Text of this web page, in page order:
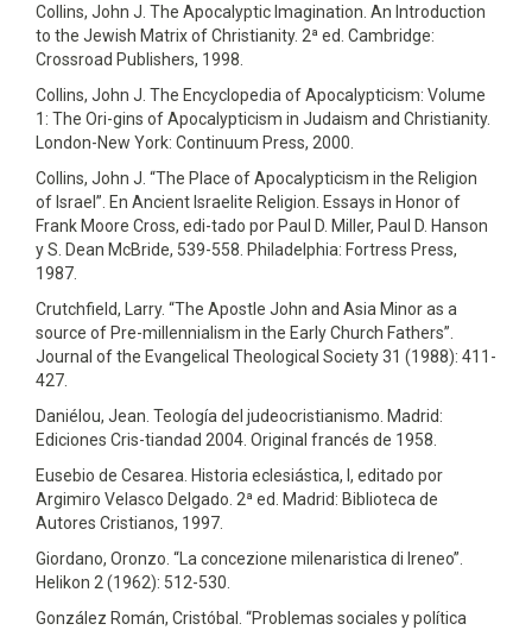
Collins, John J. The Apocalyptic Imagination. An Introduction
to the Jewish Matrix of Christianity. 2ª ed. Cambridge:
Crossroad Publishers, 1998.
Collins, John J. The Encyclopedia of Apocalypticism: Volume
1: The Ori-gins of Apocalypticism in Judaism and Christianity.
London-New York: Continuum Press, 2000.
Collins, John J. “The Place of Apocalypticism in the Religion
of Israel”. En Ancient Israelite Religion. Essays in Honor of
Frank Moore Cross, edi-tado por Paul D. Miller, Paul D. Hanson
y S. Dean McBride, 539-558. Philadelphia: Fortress Press,
1987.
Crutchfield, Larry. “The Apostle John and Asia Minor as a
source of Pre-millennialism in the Early Church Fathers”.
Journal of the Evangelical Theological Society 31 (1988): 411-
427.
Daniélou, Jean. Teología del judeocristianismo. Madrid:
Ediciones Cris-tiandad 2004. Original francés de 1958.
Eusebio de Cesarea. Historia eclesiástica, I, editado por
Argimiro Velasco Delgado. 2ª ed. Madrid: Biblioteca de
Autores Cristianos, 1997.
Giordano, Oronzo. “La concezione milenaristica di Ireneo”.
Helikon 2 (1962): 512-530.
González Román, Cristóbal. “Problemas sociales y política